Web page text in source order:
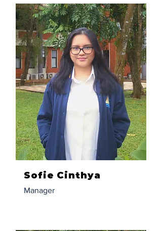
Sofie Cinthya
Manager